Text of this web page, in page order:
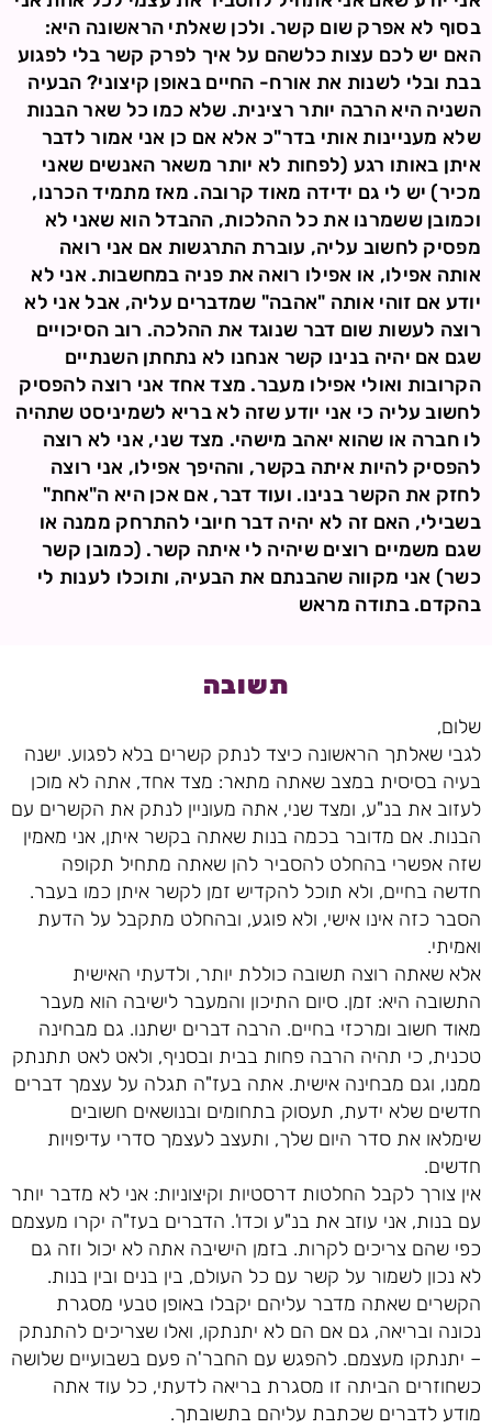
בסוף לא אפרק שום קשר. ולכן שאלתי הראשונה היא:
האם יש לכם עצות כלשהם על איך לפרק קשר בלי לפגוע
בבת ובלי לשנות את אורח- החיים באופן קיצוני? הבעיה
השניה היא הרבה יותר רצינית. שלא כמו כל שאר הבנות
שלא מעניינות אותי בדר"כ אלא אם כן אני אמור לדבר
איתן באותו רגע (לפחות לא יותר משאר האנשים שאני
מכיר) יש לי גם ידידה מאוד קרובה. מאז מתמיד הכרנו,
וכמובן ששמרנו את כל ההלכות, ההבדל הוא שאני לא
מפסיק לחשוב עליה, עוברת התרגשות אם אני רואה
אותה אפילו, או אפילו רואה את פניה במחשבות. אני לא
יודע אם זוהי אותה "אהבה" שמדברים עליה, אבל אני לא
רוצה לעשות שום דבר שנוגד את ההלכה. רוב הסיכויים
שגם אם יהיה בנינו קשר אנחנו לא נתחתן השנתיים
הקרובות ואולי אפילו מעבר. מצד אחד אני רוצה להפסיק
לחשוב עליה כי אני יודע שזה לא בריא לשמיניסט שתהיה
לו חברה או שהוא יאהב מישהי. מצד שני, אני לא רוצה
להפסיק להיות איתה בקשר, וההיפך אפילו, אני רוצה
לחזק את הקשר בנינו. ועוד דבר, אם אכן היא ה"אחת"
בשבילי, האם זה לא יהיה דבר חיובי להתרחק ממנה או
שגם משמיים רוצים שיהיה לי איתה קשר. (כמובן קשר
כשר) אני מקווה שהבנתם את הבעיה, ותוכלו לענות לי
בהקדם. בתודה מראש
תשובה
שלום,
לגבי שאלתך הראשונה כיצד לנתק קשרים בלא לפגוע. ישנה
בעיה בסיסית במצב שאתה מתאר: מצד אחד, אתה לא מוכן
לעזוב את בנ"ע, ומצד שני, אתה מעוניין לנתק את הקשרים עם
הבנות. אם מדובר בכמה בנות שאתה בקשר איתן, אני מאמין
שזה אפשרי בהחלט להסביר להן שאתה מתחיל תקופה
חדשה בחיים, ולא תוכל להקדיש זמן לקשר איתן כמו בעבר.
הסבר כזה אינו אישי, ולא פוגע, ובהחלט מתקבל על הדעת
ואמיתי.
אלא שאתה רוצה תשובה כוללת יותר, ולדעתי האישית
התשובה היא: זמן. סיום התיכון והמעבר לישיבה הוא מעבר
מאוד חשוב ומרכזי בחיים. הרבה דברים ישתנו. גם מבחינה
טכנית, כי תהיה הרבה פחות בבית ובסניף, ולאט לאט תתנתק
ממנו, וגם מבחינה אישית. אתה בעז"ה תגלה על עצמך דברים
חדשים שלא ידעת, תעסוק בתחומים ובנושאים חשובים
שימלאו את סדר היום שלך, ותעצב לעצמך סדרי עדיפויות
חדשים.
אין צורך לקבל החלטות דרסטיות וקיצוניות: אני לא מדבר יותר
עם בנות, אני עוזב את בנ"ע וכדו'. הדברים בעז"ה יקרו מעצמם
כפי שהם צריכים לקרות. בזמן הישיבה אתה לא יכול וזה גם
לא נכון לשמור על קשר עם כל העולם, בין בנים ובין בנות.
הקשרים שאתה מדבר עליהם יקבלו באופן טבעי מסגרת
נכונה ובריאה, גם אם הם לא יתנתקו, ואלו שצריכים להתנתק
– יתנתקו מעצמם. להפגש עם החבר'ה פעם בשבועיים שלושה
כשחוזרים הביתה זו מסגרת בריאה לדעתי, כל עוד אתה
מודע לדברים שכתבת עליהם בתשובתך.